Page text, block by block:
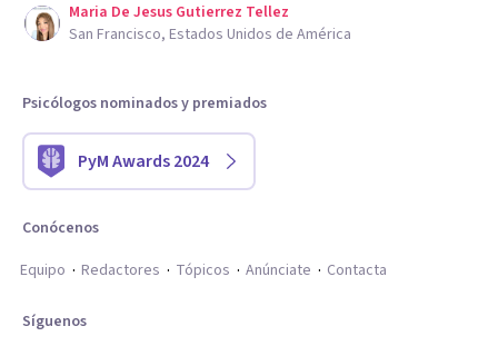
Maria De Jesus Gutierrez Tellez
San Francisco, Estados Unidos de América
Psicólogos nominados y premiados
PyM Awards 2024
Conócenos
Equipo
Redactores Tópicos Anúnciate Contacta
Síguenos